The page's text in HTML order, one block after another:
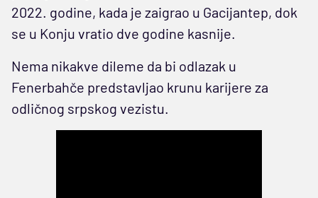
2022. godine, kada je zaigrao u Gacijantep, dok
se u Konju vratio dve godine kasnije.
Nema nikakve dileme da bi odlazak u
Fenerbahče predstavljao krunu karijere za
odličnog srpskog vezistu.